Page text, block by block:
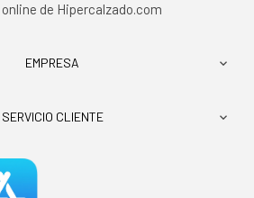
de Hipercalzado.com
EMPRESA 
SERVICIO CLIENTE 